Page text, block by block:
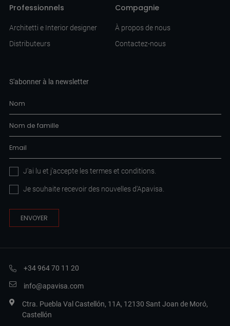
Professionnels
Architetti e Interior designer
Distributeurs
Compagnie
À propos de nous
Contactez-nous
S'abonner à la newsletter
J'ai lu et j'accepte lestermes et conditions.
Je souhaite recevoir des nouvelles d'Apavisa.
+34 964 70 11 20
info@apavisa.com
Ctra. Puebla Val Castellón, 11A, 12130 Sant Joan de Moró,
Castellón